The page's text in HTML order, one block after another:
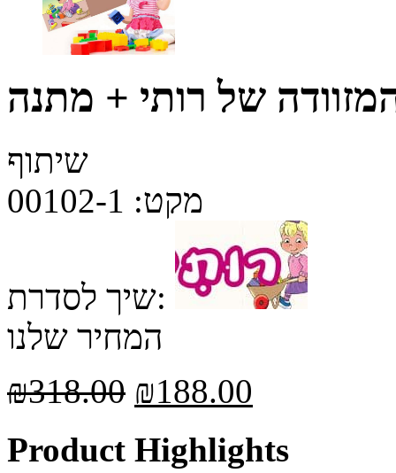
של רותי + מתנה
שיתוף
מקט: 00102-1
שיך לסדרת:
המחיר שלנו
₪318.00 ₪188.00
Product Highlights